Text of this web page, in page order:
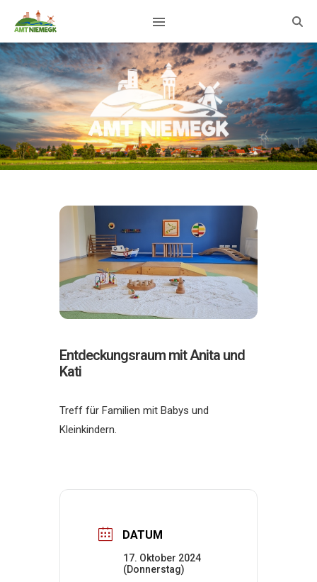
Entdeckungsraum mit Anita und
Kati
Treff für Familien mit Babys und
Kleinkindern.
DATUM
17. Oktober 2024
(Donnerstag)